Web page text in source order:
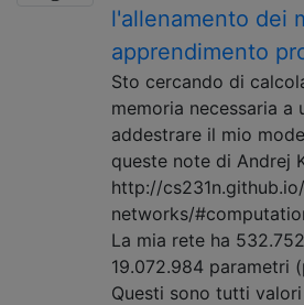
l'allenamento dei
apprendimento
Sto cercando di
memoria necessaria a
addestrare il mio
queste note di Andrej
http://
networks/
La mia rete ha
19.072.984 parametri
Questi sono tutti